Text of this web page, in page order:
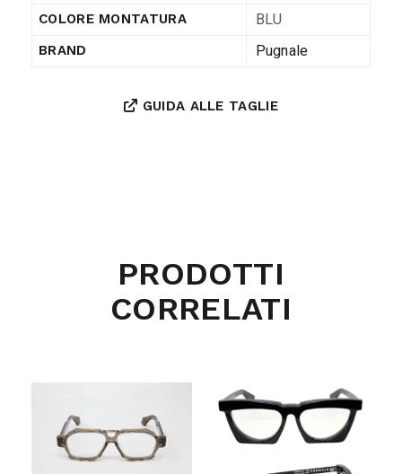
COLORE MONTATURA BLU
BRAND Pugnale
GUIDA ALLE TAGLIE
PRODOTTI
CORRELATI